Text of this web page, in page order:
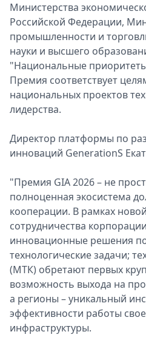
Министерства
Российской Федерации,
промышленности и
науки и высшего
"Национальные
Премия соответствует
национальных проектов
лидерства.
Директор платформы по
инноваций GenerationS
"Премия GIA 2026 – не
полноценная экосистема
кооперации. В рамках
сотрудничества
инновационные решения
технологические задачи;
(МТК) обретают первых
возможность выхода на
а регионы – уникальный
эффективности работы
инфраструктуры.